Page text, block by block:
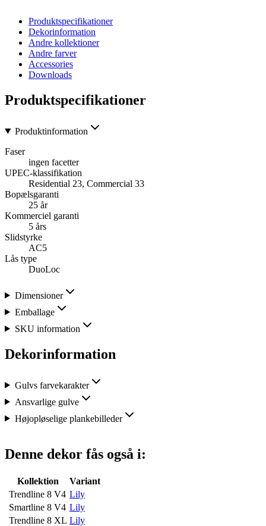
Produktspecifikationer
Dekorinformation
Andre kollektioner
Andre farver
Accessories
Downloads
Produktspecifikationer
Produktinformation
Faser
ingen facetter
UPEC-klassifikation
Residential 23, Commercial 33
Bopælsgaranti
25 år
Kommerciel garanti
5 års
Slidstyrke
AC5
Lås type
DuoLoc
Dimensioner
Emballage
SKU information
Dekorinformation
Gulvs farvekarakter
Ansvarlige gulve
Højopløselige plankebilleder
Denne dekor fås også i:
Kollektion
Variant
Trendline 8 V4 Lily
Smartline 8 V4 Lily
Trendline 8 XL Lily